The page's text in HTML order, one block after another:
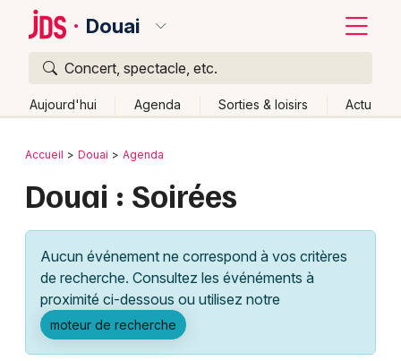
Douai
Concert, spectacle, etc.
Aujourd'hui Agenda Sorties & loisirs Actu
Publier un événement
Grands événements
Activité & Expérience
Manifestations
Bordeaux
Lille
Lyon
Marseille
Retour
Accueil Douai Agenda
Douai : Soirées
Aucun événement ne correspond à vos critères
de recherche. Consultez les événéments à
proximité ci-dessous ou utilisez notre
moteur de recherche
Quoi ?
Où ?
Partout
Près de moi Changer de lieu
Quand ?
Ce week-end